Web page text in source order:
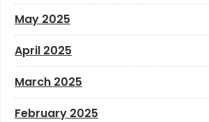
May 2025
April 2025
March 2025
February 2025